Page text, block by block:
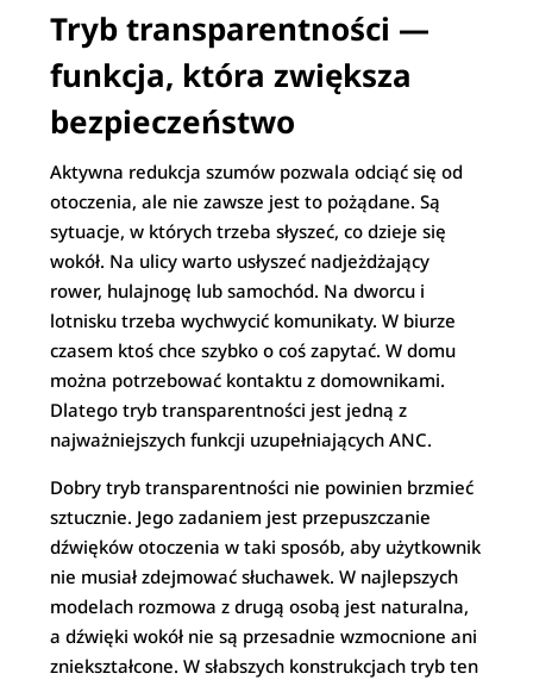
Tryb transparentności —
funkcja, która zwiększa
bezpieczeństwo
Aktywna redukcja szumów pozwala odciąć się od
otoczenia, ale nie zawsze jest to pożądane. Są
sytuacje, w których trzeba słyszeć, co dzieje się
wokół. Na ulicy warto usłyszeć nadjeżdżający
rower, hulajnogę lub samochód. Na dworcu i
lotnisku trzeba wychwycić komunikaty. W biurze
czasem ktoś chce szybko o coś zapytać. W domu
można potrzebować kontaktu z domownikami.
Dlatego tryb transparentności jest jedną z
najważniejszych funkcji uzupełniających ANC.
Dobry tryb transparentności nie powinien brzmieć
sztucznie. Jego zadaniem jest przepuszczanie
dźwięków otoczenia w taki sposób, aby użytkownik
nie musiał zdejmować słuchawek. W najlepszych
modelach rozmowa z drugą osobą jest naturalna,
a dźwięki wokół nie są przesadnie wzmocnione ani
zniekształcone. W słabszych konstrukcjach tryb ten